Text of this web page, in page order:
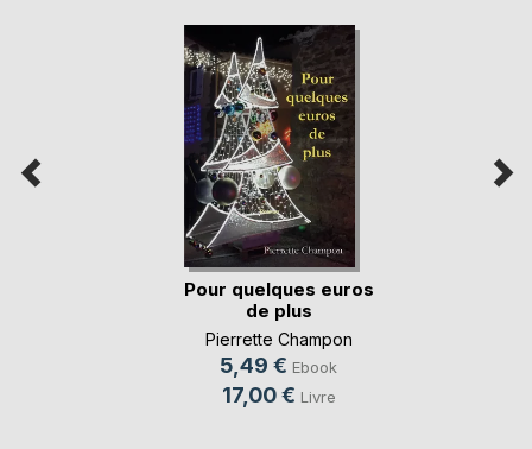
Pour quelques euros
de plus
Pierrette Champon
5,49 € Ebook
17,00 € Livre